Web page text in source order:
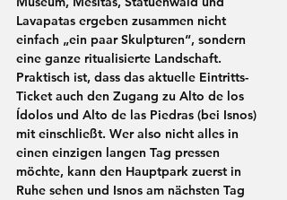
Lavapatas ergeben zusammen nicht
einfach „ein paar Skulpturen“, sondern
eine ganze ritualisierte Landschaft.
Praktisch ist, dass das aktuelle Eintritts-
Ticket auch den Zugang zu Alto de los
Ídolos und Alto de las Piedras (bei Isnos)
mit einschließt. Wer also nicht alles in
einen einzigen langen Tag pressen
möchte, kann den Hauptpark zuerst in
Ruhe sehen und Isnos am nächsten Tag